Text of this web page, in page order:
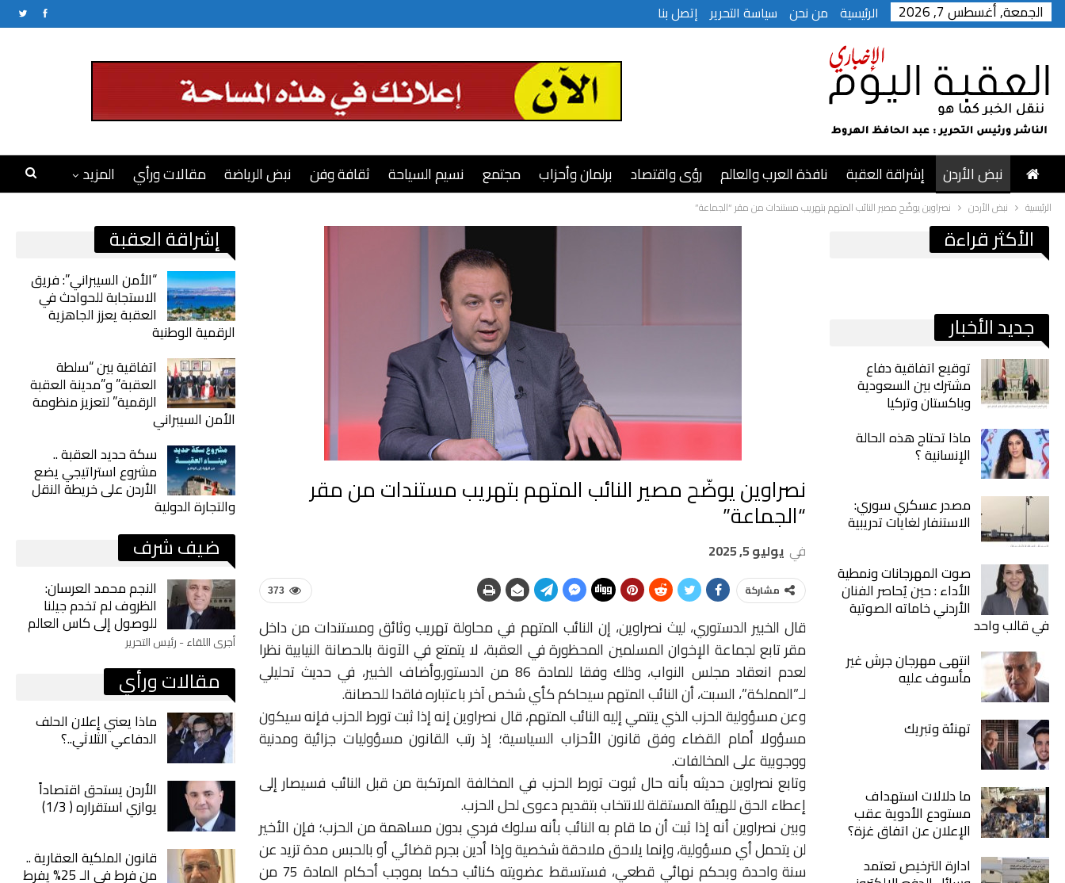
الجمعة, أغسطس 7, 2026 الرئيسية من نحن سياسة التحرير إتصل بنا
نبض الأردن إشراقة العقبة نافذة العرب والعالم رؤى واقتصاد برلمان وأحزاب مجتمع نسيم السياحة ثقافة وفن نبض الرياضة مقالات ورأي المزيد
الرئيسية نبض الأردن نصراوين يوضّح مصير النائب المتهم بتهريب مستندات من مقر “الجماعة”
نصراوين يوضّح مصير النائب المتهم بتهريب مستندات من مقر
“الجماعة”
في يوليو 5, 2025
373 مشاركة
​​​​​​​قال الخبير الدستوري، ليث نصراوين، إن النائب المتهم في محاولة تهريب وثائق ومستندات من داخل
مقر تابع لجماعة الإخوان المسلمين المحظورة في العقبة، لا يتمتع في الآونة بالحصانة النيابية نظرا
لعدم انعقاد مجلس النواب، وذلك وفقا للمادة 86 من الدستور.وأضاف الخبير، في حديث تحليلي
لـ”المملكة”، السبت، أن النائب المتهم سيحاكم كأي شخص آخر باعتباره فاقدا للحصانة.
وعن مسؤولية الحزب الذي ينتمي إليه النائب المتهم، قال نصراوين إنه إذا ثبت تورط الحزب فإنه سيكون
مسؤولا أمام القضاء وفق قانون الأحزاب السياسية؛ إذ رتب القانون مسؤوليات جزائية ومدنية
ووجوبية على المخالفات.
وتابع نصراوين حديثه بأنه حال ثبوت تورط الحزب في المخالفة المرتكبة من قبل النائب فسيصار إلى
إعطاء الحق للهيئة المستقلة للانتخاب بتقديم دعوى لحل الحزب.
وبين نصراوين أنه إذا ثبت أن ما قام به النائب بأنه سلوك فردي بدون مساهمة من الحزب؛ فإن الأخير
لن يتحمل أي مسؤولية، وإنما يلاحق ملاحقة شخصية وإذا أدين بجرم قضائي أو بالحبس مدة تزيد عن
سنة واحدة وبحكم نهائي قطعي، فستسقط عضويته كنائب حكما بموجب أحكام المادة 75 من
إشراقة العقبة
“الأمن السيبراني”: فريق
الاستجابة للحوادث في
العقبة يعزز الجاهزية
الرقمية الوطنية
اتفاقية بين “سلطة
العقبة” و”مدينة العقبة
الرقمية” لتعزيز منظومة
الأمن السيبراني
سكة حديد العقبة ..
مشروع استراتيجي يضع
الأردن على خريطة النقل
والتجارة الدولية
ضيف شرف
النجم محمد العرسان:
الظروف لم تخدم جيلنا
للوصول إلى كاس العالم
أجرى اللقاء - رئيس التحرير
مقالات ورأي
ماذا يعني إعلان الحلف
الدفاعي الثلاثي..؟
الأردن يستحق اقتصاداً
يوازي استقراره ( 1/3)
قانون الملكية العقارية ..
من فرط في الـ 25% يفرط
الأكثر قراءة
جديد الأخبار
توقيع اتفاقية دفاع
مشترك بين السعودية
وباكستان وتركيا
ماذا تحتاج هذه الحالة
الإنسانية ؟
مصدر عسكري سوري:
الاستنفار لغايات تدريبية
صوت المهرجانات ونمطية
الأداء : حين يُحاصر الفنان
الأردني خاماته الصوتية
في قالب واحد
انتهى مهرجان جرش غير
مأسوف عليه
تهنئة وتبريك
ما دلالات استهداف
مستودع الأدوية عقب
الإعلان عن اتفاق غزة؟
ادارة الترخيص تعتمد